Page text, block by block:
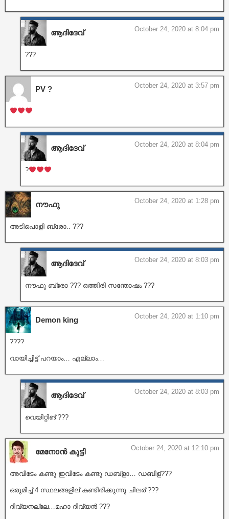
ആദിദേവ് October 24, 2020 at 8:04 pm
???
PV ? October 24, 2020 at 3:57 pm
ആദിദേവ് October 24, 2020 at 8:04 pm
?
നൗഫു October 24, 2020 at 1:28 pm
അടിപൊളി ബ്രോ.. ???
ആദിദേവ് October 24, 2020 at 8:03 pm
നൗഫു ബ്രോ ??? ഒത്തിരി സന്തോഷം ???
Demon king October 24, 2020 at 1:10 pm
????
വായിച്ചിട്ട് പറയാം… എല്ലാം…
ആദിദേവ് October 24, 2020 at 8:03 pm
വെയിറ്റിങ് ???
മേനോൻ കുട്ടി October 24, 2020 at 12:10 pm
അവിടേം കണ്ടു ഇവിടേം കണ്ടു ഡബ്ളാ… ഡബിള്???
ഒരുമിച്ച് 4 സ്ഥലങ്ങളില് കണ്ടിരിക്കുന്നു ചിലര് ???
ദിവ്യനല്ലേ…മഹാ ദിവ്യൻ ???